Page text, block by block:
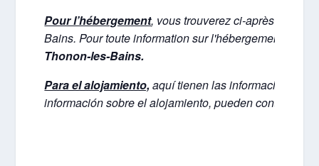
Pour l’hébergement, vous trouverez ci-après des
Bains. Pour toute information sur l'hébergement,
Thonon-les-Bains.
Para el alojamiento,aquí tienen las informaciones
información sobre el alojamiento, pueden contactar: